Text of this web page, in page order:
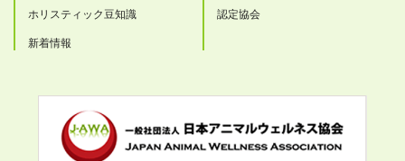
ホリスティック豆知識
新着情報
認定協会